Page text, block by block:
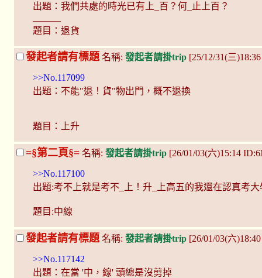
出題：我們共處的時光已有上_百？何_止上百？
題目：退貨
發起者請有標題 名稱: 發起者請掛trip [25/12/31(三
>>No.117099
出題：不能"退！貨"物出門，概不退換
題目：上升
=§第二頁§= 名稱: 發起者請掛trip [26/01/03(六)15:14
>>No.117100
出題:考不上就是考不_上！升_上高五的我還在認真考大
題目:中線
發起者請有標題 名稱: 發起者請掛trip [26/01/03(六
>>No.117142
出題：在當 '中，線' 頭總是沒剪掉